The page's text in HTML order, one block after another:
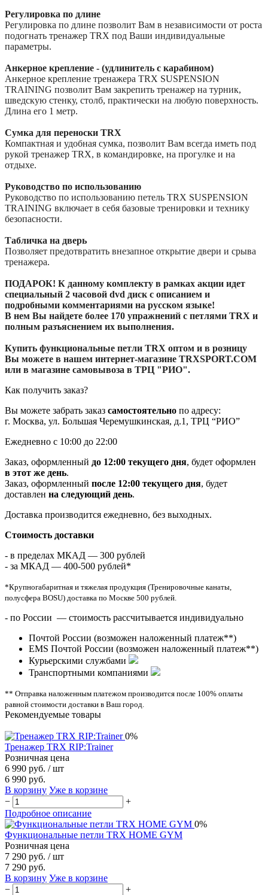
Регулировка по длине
Регулировка по длине позволит Вам в независимости от роста
подогнать тренажер TRX под Ваши индивидуальные
параметры.
Анкерное крепление - (удлинитель с карабином)
Анкерное крепление тренажера TRX SUSPENSION
TRAINING позволит Вам закрепить тренажер на турник,
шведскую стенку, столб, практически на любую поверхность.
Длина его 1 метр.
Сумка для переноски TRX
Компактная и удобная сумка, позволит Вам всегда иметь под
рукой тренажер TRX, в командировке, на прогулке и на
отдыхе.
Руководство по использованию
Руководство по использованию петель TRX SUSPENSION
TRAINING включает в себя базовые тренировки и технику
безопасности.
Табличка на дверь
Позволяет предотвратить внезапное открытие двери и срыва
тренажера.
ПОДАРОК! К данному комплекту в рамках акции идет
специальный 2 часовой dvd диск с описанием и
подробными комментариями на русском языке!
В нем Вы найдете более 170 упражнений с петлями TRX и
полным разъяснением их выполнения.
Купить функциональные петли TRX оптом и в розницу
Вы можете в нашем интернет-магазине TRXSPORT.COM
или в магазине самовывоза в ТРЦ "РИО".
Как получить заказ?
Вы можете забрать заказ самостоятельно по адресу:
г. Москва, ул. Большая Черемушкинская, д.1, ТРЦ “РИО”
Ежедневно с 10:00 до 22:00
Заказ, оформленный до 12:00 текущего дня, будет оформлен
в этот же день.
Заказ, оформленный после 12:00 текущего дня, будет
доставлен на следующий день.
Доставка производится ежедневно, без выходных.
Стоимость доставки
- в пределах МКАД — 300 рублей
- за МКАД — 400-500 рублей*
*Крупногабаритная и тяжелая продукция (Тренировочные канаты,
полусфера BOSU) доставка по Москве 500 рублей.
- по России — стоимость рассчитывается индивидуально
Почтой России (возможен наложенный платеж**)
EMS Почтой России (возможен наложенный платеж**)
Курьерскими службами
Транспортными компаниями
** Отправка наложенным платежом производится после 100% оплаты
равной стоимости доставки в Ваш город.
Рекомендуемые товары
0%
Тренажер TRX RIP:Trainer
Розничная цена
6 990 руб. / шт
6 990 руб.
В корзину Уже в корзине
−
+
Подробное описание
0%
Функциональные петли TRX HOME GYM
Розничная цена
7 290 руб. / шт
7 290 руб.
В корзину Уже в корзине
−
+